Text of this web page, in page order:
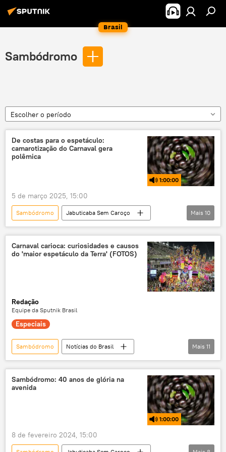
Brasil
Sambódromo
Escolher o período
De costas para o espetáculo:
camarotização do Carnaval gera
polêmica
1:00:00
5 de março 2025, 15:00
Sambódromo
Jabuticaba Sem Caroço
rádio
podcast
Brasil
Carnaval
festas populares
sociedade civil
cultura
samba
Mais 10
Carnaval carioca: curiosidades e causos
do 'maior espetáculo da Terra' (FOTOS)
Redação
Equipe da Sputnik Brasil
Especiais
Sambódromo
Notícias do Brasil
Dom Pedro II
Oscar Niemeyer
Rio de Janeiro
Brasil
Salgueiro
Carnaval
samba
Guinness Book
Mais 11
Sambódromo: 40 anos de glória na
avenida
1:00:00
8 de fevereiro 2024, 15:00